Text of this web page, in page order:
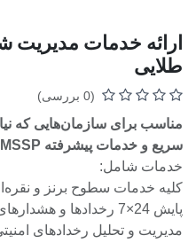
ارائه خدمات
طلایی
(0 بررسی)
مناسب برای سازمان‌هایی که
سریع و خدمات پیشرفته MSSP دارند.
خدمات شامل:
کلیه خدمات سطوح برنز و
پایش 24×7 رخدادها و هشدارهای امنیتی
مدیریت و تحلیل رخدادهای